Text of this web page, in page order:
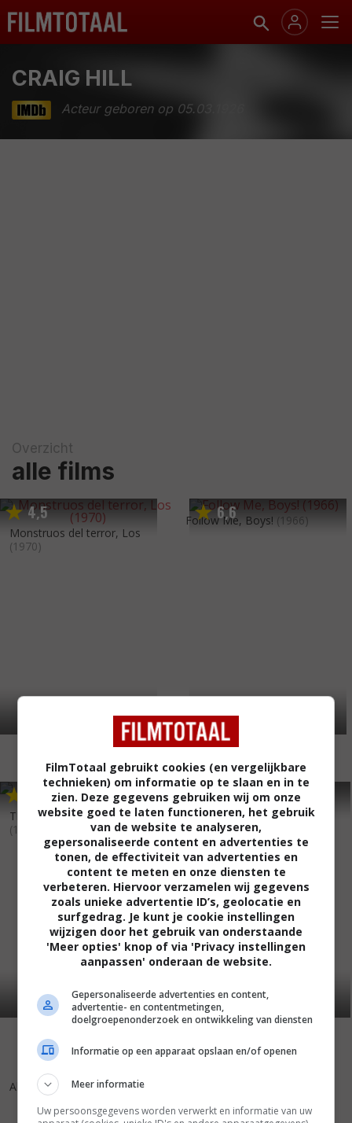
CRAIG HILL
Acteur geboren op 05.03.1926
Overzicht
alle films
4,5
Monstruos del terror, Los
(1970)
6,6
Follow Me, Boys! (1966)
The Black Shield of Falworth
(1954)
7,4
Detective Story (1951)
8
All About Eve (1950)
FilmTotaal gebruikt cookies (en vergelijkbare
technieken) om informatie op te slaan en in te
zien. Deze gegevens gebruiken wij om onze
website goed te laten functioneren, het gebruik
van de website te analyseren,
gepersonaliseerde content en advertenties te
tonen, de effectiviteit van advertenties en
content te meten en onze diensten te
verbeteren. Hiervoor verzamelen wij gegevens
zoals unieke advertentie ID’s, geolocatie en
surfgedrag. Je kunt je cookie instellingen
wijzigen door het gebruik van onderstaande
'Meer opties' knop of via 'Privacy instellingen
aanpassen' onderaan de website.
Gepersonaliseerde advertenties en content,
advertentie- en contentmetingen,
doelgroepenonderzoek en ontwikkeling van diensten
Informatie op een apparaat opslaan en/of openen
Meer informatie
Uw persoonsgegevens worden verwerkt en informatie van uw